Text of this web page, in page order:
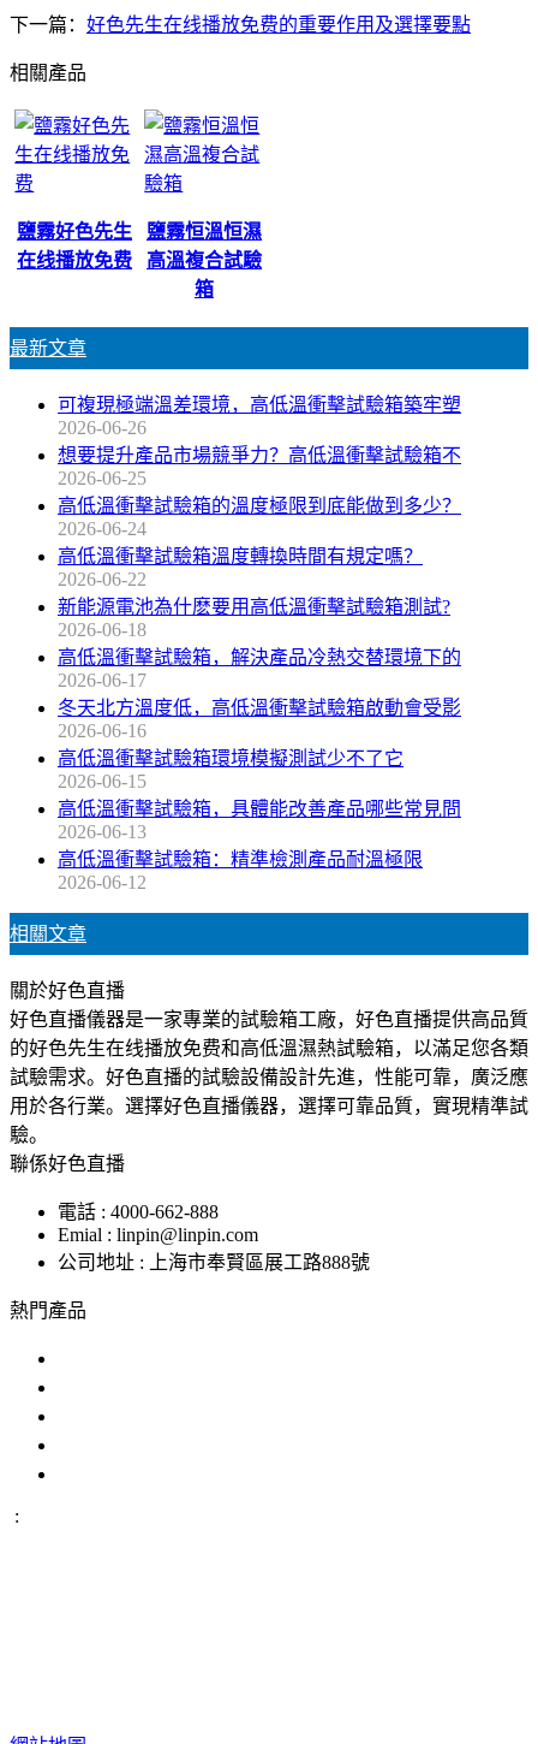
下一篇： 好色先生在线播放免费的重要作用及選擇要點
相關產品
鹽霧好色先生
在线播放免费
鹽霧恒溫恒濕
高溫複合試驗
箱
最新文章
可複現極端溫差環境，高低溫衝擊試驗箱築牢塑
2026-06-26
想要提升產品市場競爭力？高低溫衝擊試驗箱不
2026-06-25
高低溫衝擊試驗箱的溫度極限到底能做到多少？
2026-06-24
高低溫衝擊試驗箱溫度轉換時間有規定嗎？
2026-06-22
新能源電池為什麽要用高低溫衝擊試驗箱測試?
2026-06-18
高低溫衝擊試驗箱，解決產品冷熱交替環境下的
2026-06-17
冬天北方溫度低，高低溫衝擊試驗箱啟動會受影
2026-06-16
高低溫衝擊試驗箱環境模擬測試少不了它
2026-06-15
高低溫衝擊試驗箱，具體能改善產品哪些常見問
2026-06-13
高低溫衝擊試驗箱：精準檢測產品耐溫極限
2026-06-12
相關文章
關於好色直播
好色直播儀器是一家專業的試驗箱工廠，好色直播提供高品質
的好色先生在线播放免费和高低溫濕熱試驗箱，以滿足您各類
試驗需求。好色直播的試驗設備設計先進，性能可靠，廣泛應
用於各行業。選擇好色直播儀器，選擇可靠品質，實現精準試
驗。
聯係好色直播
電話 : 4000-662-888
Emial : linpin@linpin.com
公司地址 : 上海市奉賢區展工路888號
熱門產品
: